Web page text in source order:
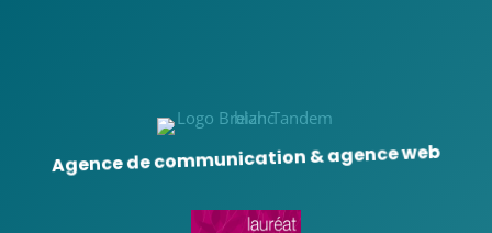
Agence de communication & agence web